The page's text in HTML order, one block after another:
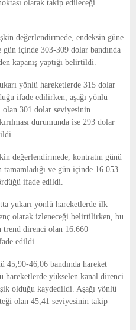
olarak takip edileceği
değerlendirmede, endeksin güne
gün içinde 303-309 dolar bandında
kapanış yaptığı belirtildi.
yönlü hareketlerde 315 dolar
ifade edilirken, aşağı yönlü
olan 301 dolar seviyesinin
durumunda ise 293 dolar
değerlendirmede, kontratın günü
ve gün içinde 16.053
ifade edildi.
yukarı yönlü hareketlerde ilk
olarak izleneceği belirtilirken, bu
trend direnci olan 16.660
edildi.
45,90-46,06 bandında hareket
hareketlerde yükselen kanal direnci
olduğu kaydedildi. Aşağı yönlü
olan 45,41 seviyesinin takip